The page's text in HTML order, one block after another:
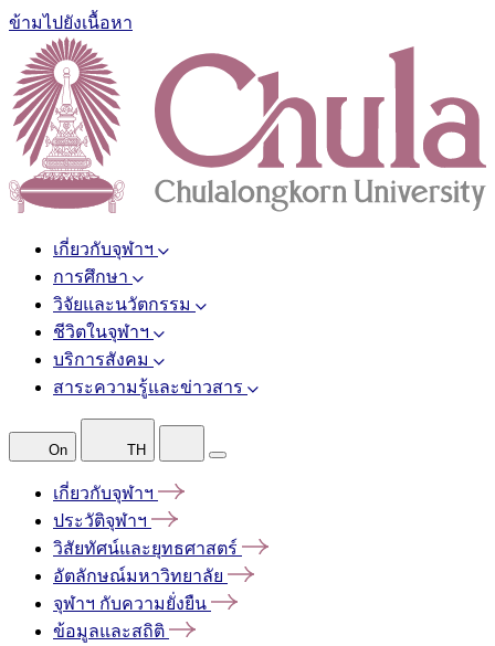
ข้ามไปยังเนื้อหา
เกี่ยวกับจุฬาฯ
การศึกษา
วิจัยและนวัตกรรม
ชีวิตในจุฬาฯ
บริการสังคม
สาระความรู้และข่าวสาร
On TH
เกี่ยวกับจุฬาฯ
ประวัติจุฬาฯ
วิสัยทัศน์และยุทธศาสตร์
อัตลักษณ์มหาวิทยาลัย
จุฬาฯ กับความยั่งยืน
ข้อมูลและสถิติ